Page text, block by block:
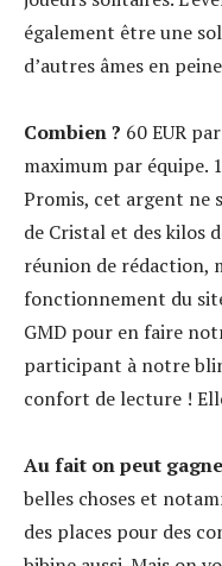
également être une
d’autres âmes en
Combien ? 60 EUR
maximum par équipe.
Promis, cet argent ne
de Cristal et des kilos
réunion de rédaction,
fonctionnement du
GMD pour en faire
participant à notre
confort de lecture !
Au fait on peut
belles choses et
des places pour des